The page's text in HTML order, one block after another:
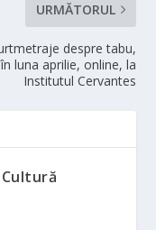
URMĂTORUL
despre tabu,
în luna aprilie, online, la
Institutul Cervantes
Cultură